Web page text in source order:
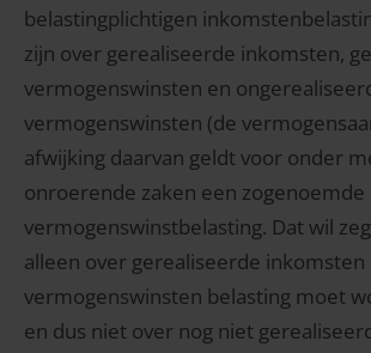
belastingplichtigen
zijn over gerealiseerde inkomsten,
vermogenswinsten en
vermogenswinsten (de
afwijking daarvan geldt voor onder
onroerende zaken een zogenoemde
vermogenswinstbelasting. Dat wil
alleen over gerealiseerde inkomsten
vermogenswinsten belasting moet
en dus niet over nog niet